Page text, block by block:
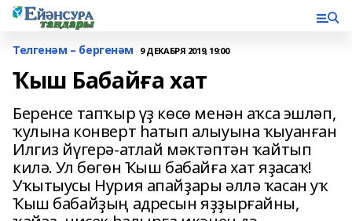
Телгенәм – бергенәм 9 ДЕКАБРЯ 2019, 19:00
Ҡыш Бабайға хат
Беренсе тапҡыр үҙ көсө менән аҡса эшләп,
ҡулына конверт һатып алыуына ҡыуанған
Илгиз йүгерә-атлай мәктәптән ҡайтып
килә. Ул бөгөн Ҡыш бабайға хат яҙасаҡ!
Уҡытыусы Нурия апайҙары әллә ҡасан уҡ
Ҡыш бабайҙың адресын яҙҙырғайны,